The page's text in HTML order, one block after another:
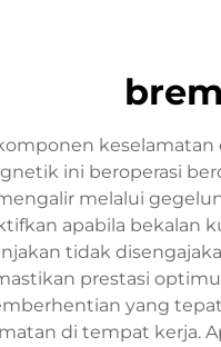
ini beroperasi
melalui
apabila
tidak
prestasi
yang
di tempat kerja.